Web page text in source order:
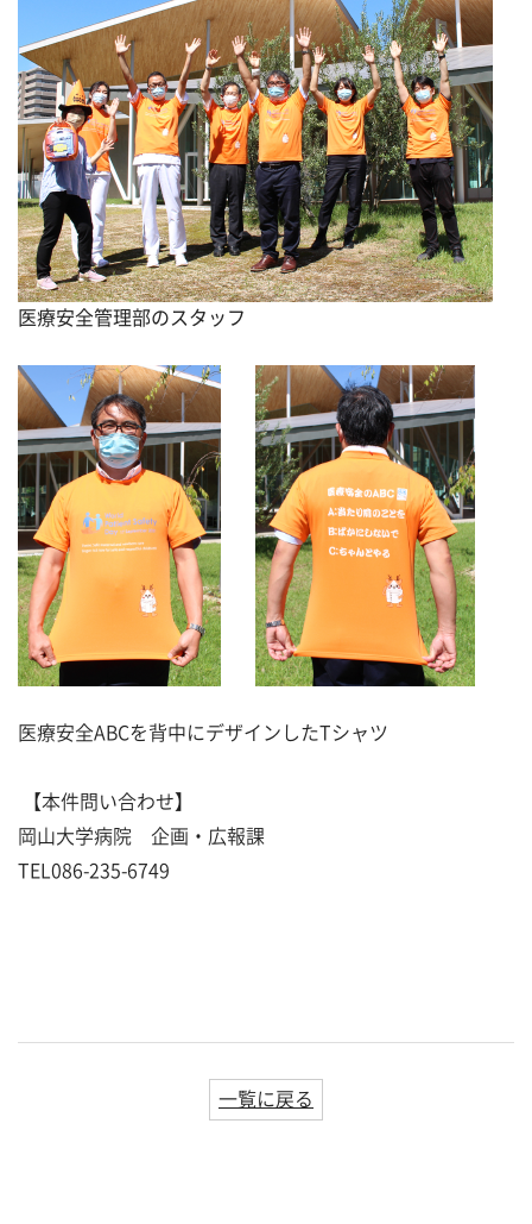
医療安全管理部のスタッフ
医療安全ABCを背中にデザインしたTシャツ
【本件問い合わせ】
岡山大学病院 企画・広報課
TEL086-235-6749
一覧に戻る